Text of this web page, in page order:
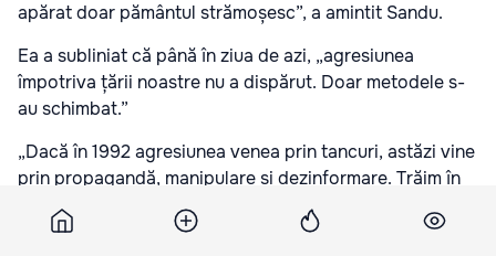
apărat doar pământul strămoșesc”, a amintit Sandu.
Ea a subliniat că până în ziua de azi, „agresiunea
împotriva țării noastre nu a dispărut. Doar metodele s-
au schimbat.”
„Dacă în 1992 agresiunea venea prin tancuri, astăzi vine
prin propagandă, manipulare și dezinformare. Trăim în
condițiile unui adevărat război cognitiv — un război
care vizează memoria și identitatea. Un război care